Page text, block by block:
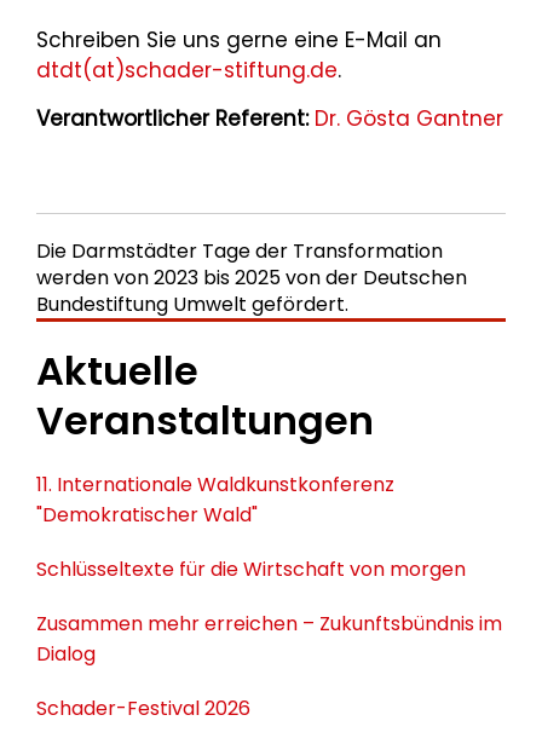
Schreiben Sie uns gerne eine E-Mail an
dtdt(at)schader-stiftung.de.
Verantwortlicher Referent: Dr. Gösta Gantner
Die Darmstädter Tage der Transformation
werden von 2023 bis 2025 von der Deutschen
Bundestiftung Umwelt gefördert.
Aktuelle
Veranstaltungen
11. Internationale Waldkunstkonferenz
"Demokratischer Wald"
Schlüsseltexte für die Wirtschaft von morgen
Zusammen mehr erreichen – Zukunftsbündnis im
Dialog
Schader-Festival 2026